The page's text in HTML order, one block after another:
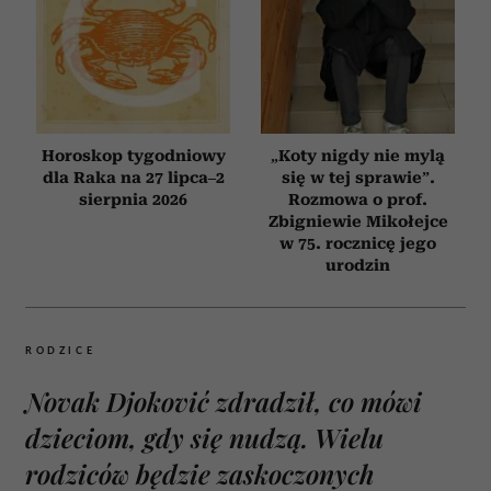
Horoskop tygodniowy
dla Raka na 27 lipca–2
sierpnia 2026
„Koty nigdy nie mylą
się w tej sprawie”.
Rozmowa o prof.
Zbigniewie Mikołejce
w 75. rocznicę jego
urodzin
RODZICE
Novak Djoković zdradził, co mówi
dzieciom, gdy się nudzą. Wielu
rodziców będzie zaskoczonych